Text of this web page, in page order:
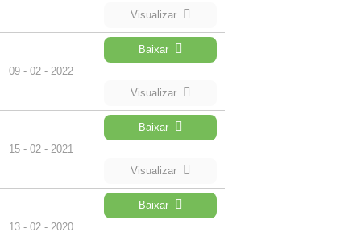
Visualizar
09 - 02 - 2022
Baixar
Visualizar
15 - 02 - 2021
Baixar
Visualizar
13 - 02 - 2020
Baixar